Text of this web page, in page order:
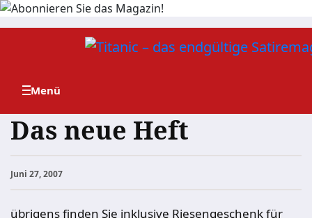
Zum
Das neue Heft
Juni 27, 2007
übrigens finden Sie inklusive Riesengeschenk für